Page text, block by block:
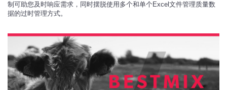
制可助您及时响应需求，同时摆脱使用多个和单个Excel文件管理质量数
据的过时管理方式。